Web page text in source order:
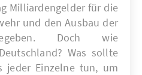
Milliardengelder für die
und den Ausbau der
Doch wie
Was sollte
Einzelne tun, um